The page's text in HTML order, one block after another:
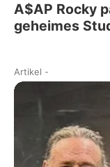
A$AP Rocky
geheimes
Artikel -